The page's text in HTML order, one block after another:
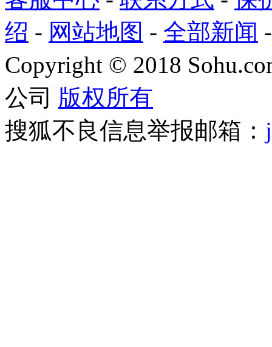
绍 - 网站地图 - 全部新闻
Copyright © 2018
公司 版权所有
搜狐不良信息举报邮箱：